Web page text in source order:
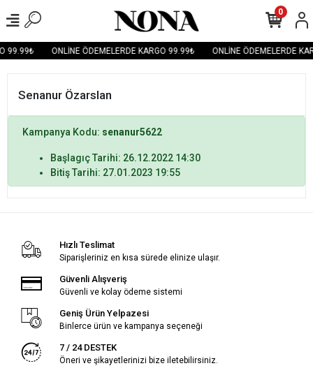
99.99₺ ONLİNE ÖDEMELERDE KARGO 99.99₺ ONLİNE ÖDEMELERDE
0
Senanur Özarslan
Kampanya Kodu: senanur5622
Başlagıç Tarihi: 26.12.2022 14:30
Bitiş Tarihi: 27.01.2023 19:55
Hızlı Teslimat
Siparişleriniz en kısa sürede elinize ulaşır.
Güvenli Alışveriş
Güvenli ve kolay ödeme sistemi
Geniş Ürün Yelpazesi
Binlerce ürün ve kampanya seçeneği
7 / 24 DESTEK
Öneri ve şikayetlerinizi bize iletebilirsiniz.